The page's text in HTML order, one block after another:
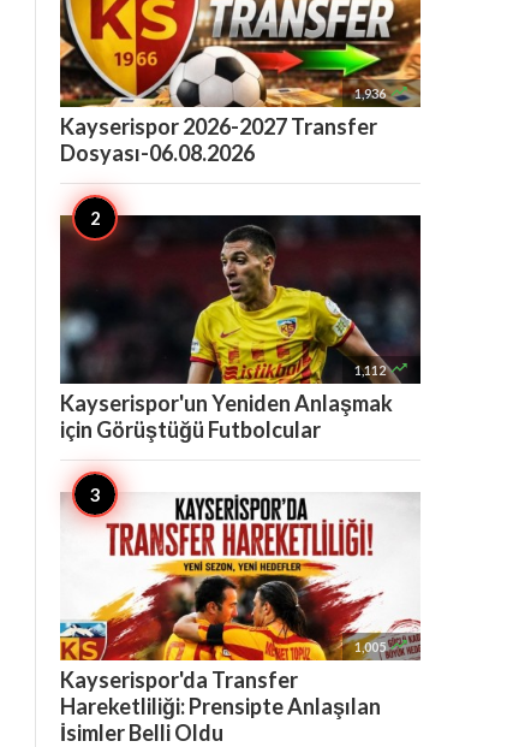
1,936 
Kayserispor 2026-2027 Transfer
Dosyası-06.08.2026
1,112 
Kayserispor'un Yeniden Anlaşmak
için Görüştüğü Futbolcular
1,005 
Kayserispor'da Transfer
Hareketliliği: Prensipte Anlaşılan
İsimler Belli Oldu